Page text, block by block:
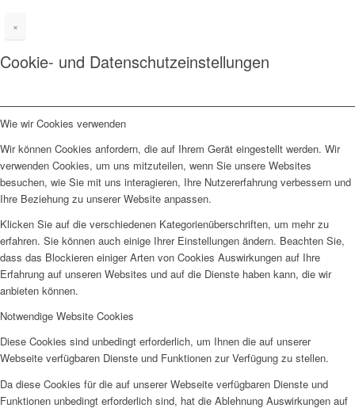
×
Cookie- und Datenschutzeinstellungen
Wie wir Cookies verwenden
Wir können Cookies anfordern, die auf Ihrem Gerät eingestellt werden. Wir
verwenden Cookies, um uns mitzuteilen, wenn Sie unsere Websites
besuchen, wie Sie mit uns interagieren, Ihre Nutzererfahrung verbessern und
Ihre Beziehung zu unserer Website anpassen.
Klicken Sie auf die verschiedenen Kategorienüberschriften, um mehr zu
erfahren. Sie können auch einige Ihrer Einstellungen ändern. Beachten Sie,
dass das Blockieren einiger Arten von Cookies Auswirkungen auf Ihre
Erfahrung auf unseren Websites und auf die Dienste haben kann, die wir
anbieten können.
Notwendige Website Cookies
Diese Cookies sind unbedingt erforderlich, um Ihnen die auf unserer
Webseite verfügbaren Dienste und Funktionen zur Verfügung zu stellen.
Da diese Cookies für die auf unserer Webseite verfügbaren Dienste und
Funktionen unbedingt erforderlich sind, hat die Ablehnung Auswirkungen auf